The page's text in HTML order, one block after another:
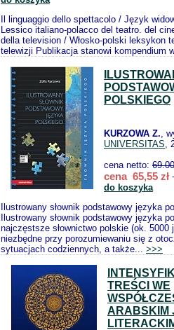
Il linguaggio dello spettacolo / Język
Lessico italiano-polacco del teatro. del
della television / Włosko-polski leksykon
telewizji Publikacja stanowi kompendium
POLSKIEGO
KURZOWA Z.,
UNIVERSITAS,
cena netto: 69.00
cena 65,55 zł
do koszyka
Ilustrowany słownik podstawowy języka
Ilustrowany słownik podstawowy języka
najczęstsze słownictwo polskie (ok. 5000
niezbędne przy porozumiewaniu się z
sytuacjach codziennych, a także... >>>
TREŚCI WE
ARABSKIM